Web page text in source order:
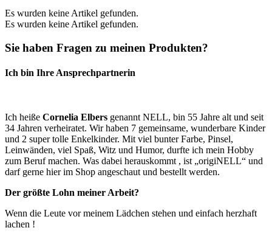
Es wurden keine Artikel gefunden.
Es wurden keine Artikel gefunden.
Sie haben Fragen zu meinen Produkten?
Ich bin Ihre Ansprechpartnerin
Ich heiße Cornelia Elbers genannt NELL, bin 55 Jahre alt und seit
34 Jahren verheiratet. Wir haben 7 gemeinsame, wunderbare Kinder
und 2 super tolle Enkelkinder. Mit viel bunter Farbe, Pinsel,
Leinwänden, viel Spaß, Witz und Humor, durfte ich mein Hobby
zum Beruf machen. Was dabei herauskommt , ist „origiNELL“ und
darf gerne hier im Shop angeschaut und bestellt werden.
Der größte Lohn meiner Arbeit?
Wenn die Leute vor meinem Lädchen stehen und einfach herzhaft
lachen !